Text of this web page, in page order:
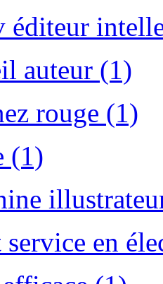
éditeur
auteur (1)
rouge (1)
(1)
service en